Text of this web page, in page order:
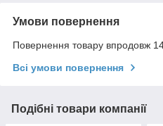
Умови повернення
Повернення товару впродовж
Всі умови повернення
Подібні товари компанії